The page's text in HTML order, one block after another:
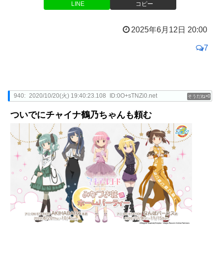
LINE コピー
2025年6月12日 20:00
7
0
940: 2020/10/20(火) 19:40:23.108 ID:0O+sTNZi0.net
ついでにチャイナ鶴乃ちゃんも頼む